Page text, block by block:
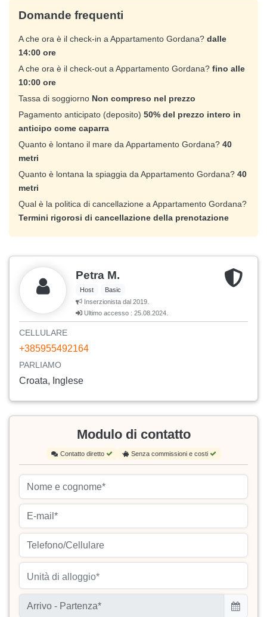
Domande frequenti
A che ora è il check-in a Appartamento Gordana? dalle
14:00 ore
A che ora è il check-out a Appartamento Gordana? fino alle
10:00 ore
Tassa di soggiorno Non compreso nel prezzo
Pagamento anticipato (deposito) 50% del prezzo intero in
anticipo come caparra
Quanto è lontano il mare da Appartamento Gordana? 40
metri
Quanto è lontana la spiaggia da Appartamento Gordana? 40
metri
Qual è la politica di cancellazione a Appartamento Gordana?
Termini rigorosi di cancellazione della prenotazione
Petra M.
Host
Basic
Inserzionista dal 2019.
Ultimo accesso : 25.08.2024.
CELLULARE
+385955492164
PARLIAMO
Croata, Inglese
Modulo di contatto
Contatto diretto Senza commissioni e costi
Unità di alloggio*